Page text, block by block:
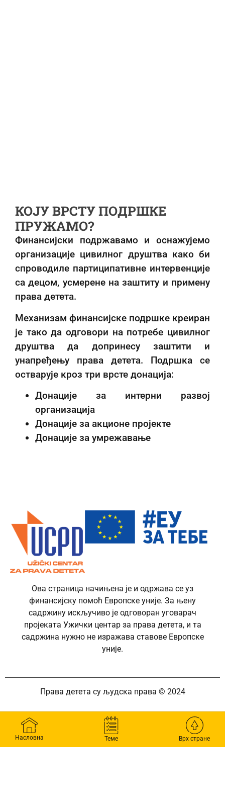
КОЈУ ВРСТУ ПОДРШКЕ
ПРУЖАМО?
Финансијски подржавамо и оснажујемо
организације цивилног друштва како би
спроводиле партиципативне интервенције
са децом, усмерене на заштиту и примену
права детета.
Механизам финансијске подршке креиран
је тако да одговори на потребе цивилног
друштва да допринесу заштити и
унапређењу права детета. Подршка се
остварује кроз три врсте донација:
Донације за интерни развој
организација
Донације за акционе пројекте
Донације за умрежавање
Ова страница начињена је и одржава се уз
финансијску помоћ Европске уније. За њену
садржину искључиво је одговоран уговарач
пројеката Ужички центар за права детета, и та
садржина нужно не изражава ставове Европске
уније.
Права детета су људска права © 2024
Насловна Теме Врх стране